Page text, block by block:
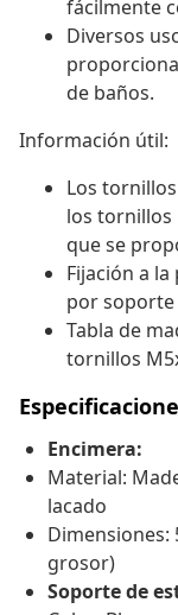
fácilmente
Diversos
de baños.
Información útil:
Los
los tornillos
que se
Fijación a
por soporte
Tabla de
tornillos
Encimera:
Material:
lacado
Dimensiones:
grosor)
Soporte de